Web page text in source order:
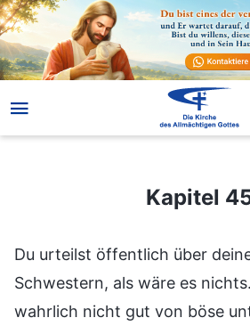
Kapitel
Du urteilst öffentlich über
Schwestern, als wäre es
wahrlich nicht gut von böse